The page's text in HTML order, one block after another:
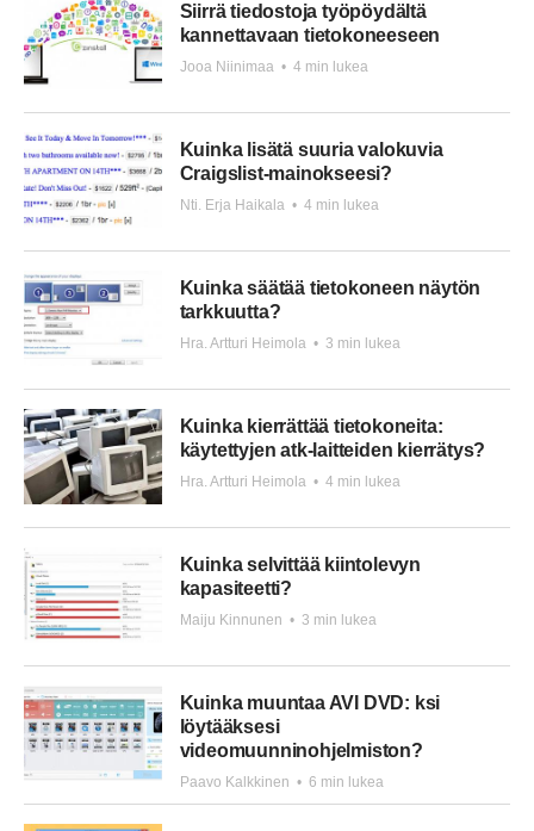
Siirrä tiedostoja työpöydältä
kannettavaan tietokoneeseen
Jooa Niinimaa • 4 min lukea
Kuinka lisätä suuria valokuvia
Craigslist-mainokseesi?
Nti. Erja Haikala • 4 min lukea
Kuinka säätää tietokoneen näytön
tarkkuutta?
Hra. Artturi Heimola • 3 min lukea
Kuinka kierrättää tietokoneita:
käytettyjen atk-laitteiden kierrätys?
Hra. Artturi Heimola • 4 min lukea
Kuinka selvittää kiintolevyn
kapasiteetti?
Maiju Kinnunen • 3 min lukea
Kuinka muuntaa AVI DVD: ksi
löytääksesi
videomuunninohjelmiston?
Paavo Kalkkinen • 6 min lukea